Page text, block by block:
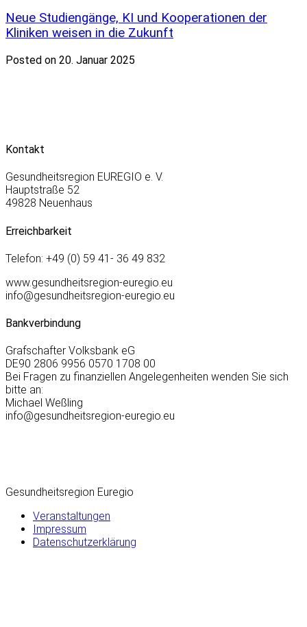
Neue Studiengänge, KI und Kooperationen der
Kliniken weisen in die Zukunft
Posted on 20. Januar 2025
Kontakt
Gesundheitsregion EUREGIO e. V.
Hauptstraße 52
49828 Neuenhaus
Erreichbarkeit
Telefon: +49 (0) 59 41- 36 49 832
www.gesundheitsregion-euregio.eu
info@gesundheitsregion-euregio.eu
Bankverbindung
Grafschafter Volksbank eG
DE90 2806 9956 0570 1708 00
Bei Fragen zu finanziellen Angelegenheiten wenden Sie sich
bitte an:
Michael Weßling
info@gesundheitsregion-euregio.eu
Gesundheitsregion Euregio
Veranstaltungen
Impressum
Datenschutzerklärung